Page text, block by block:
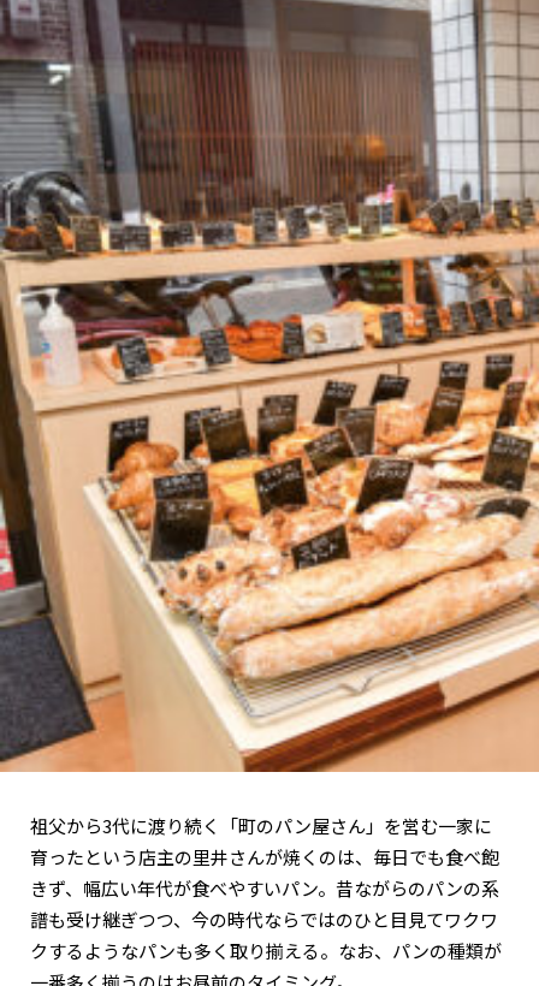
祖父から3代に渡り続く「町のパン屋さん」を営む一家に
育ったという店主の里井さんが焼くのは、毎日でも食べ飽
きず、幅広い年代が食べやすいパン。昔ながらのパンの系
譜も受け継ぎつつ、今の時代ならではのひと目見てワクワ
クするようなパンも多く取り揃える。なお、パンの種類が